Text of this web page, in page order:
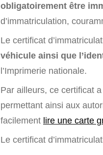
obligatoirement être
d’immatriculation,
Le certificat
véhicule ainsi que
l’Imprimerie nationale.
Par ailleurs, ce certificat
permettant ainsi aux
facilement lire une carte
Le certificat